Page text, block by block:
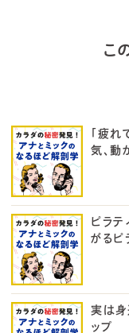
こ
「疲れ
気、動
ピラテ
がるピ
実は身
ップ